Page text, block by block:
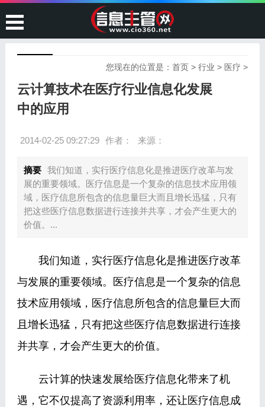
您现在的位置是：首页 >行业 > 医疗 >
云计算技术在医疗行业信息化发展
中的应用
2014-02-25 09:27:29 作者： 来源：
摘要 我们知道，实行医疗信息化是推进医疗改革与发
展的重要领域。医疗信息是一个复杂的信息技术应用领
域，医疗信息所包含的信息量巨大而且增长迅猛，只有
把这些医疗信息数据进行连接并共享，才会产生更大的
价值。...
我们知道，实行医疗信息化是推进医疗改革
与发展的重要领域。医疗信息是一个复杂的信息
技术应用领域，医疗信息所包含的信息量巨大而
且增长迅猛，只有把这些医疗信息数据进行连接
并共享，才会产生更大的价值。
云计算的快速发展给医疗信息化带来了机
遇，它不仅提高了资源利用率，还让医疗信息成